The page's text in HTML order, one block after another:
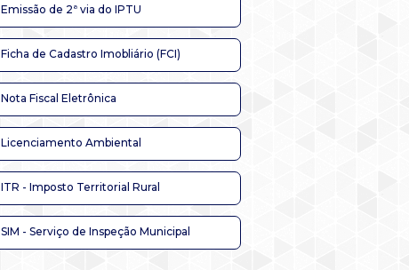
Emissão de 2ª via do IPTU
Ficha de Cadastro Imobliário (FCI)
Nota Fiscal Eletrônica
Licenciamento Ambiental
ITR - Imposto Territorial Rural
SIM - Serviço de Inspeção Municipal